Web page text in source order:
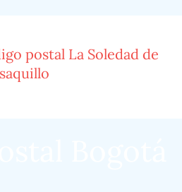
postal La Soledad de